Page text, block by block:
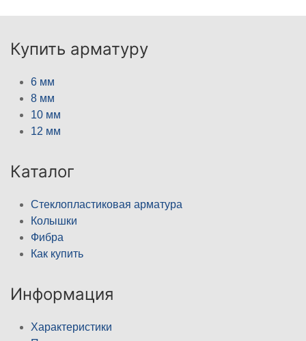
Купить арматуру
6 мм
8 мм
10 мм
12 мм
Каталог
Стеклопластиковая арматура
Колышки
Фибра
Как купить
Информация
Характеристики